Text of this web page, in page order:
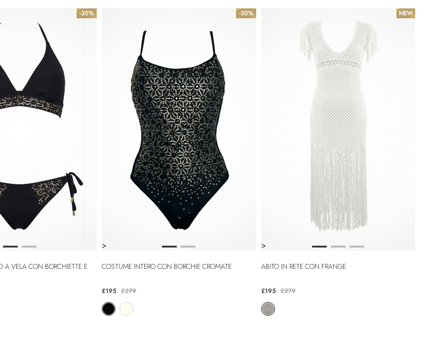
-30% -30%
>
COSTUME INTERO CON BORCHIE CROMATE
£195 £279
NEW
>
ABITO IN RETE CON FRANGE
£195 £279